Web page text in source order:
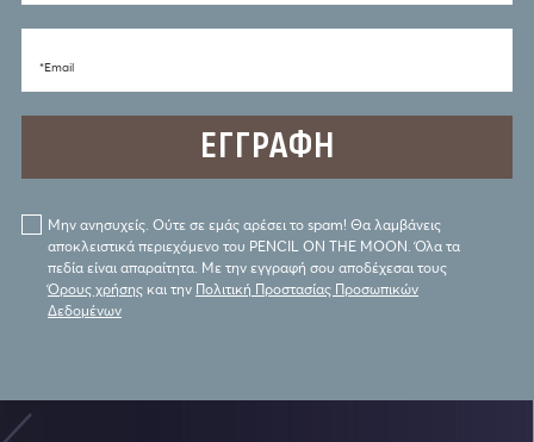
*Email
Μην ανησυχείς. Ούτε σε εμάς αρέσει το spam! Θα λαμβάνεις
αποκλειστικά περιεχόμενο του PENCIL ON THE MOON. Όλα τα
πεδία είναι απαραίτητα. Με την εγγραφή σου αποδέχεσαι τους
Όρους χρήσης και την Πολιτική Προστασίας Προσωπικών
Δεδομένων